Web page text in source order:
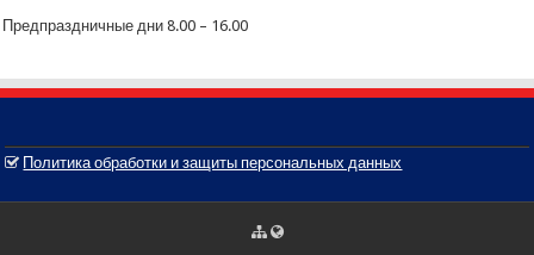
Предпраздничные дни 8.00 – 16.00
Политика обработки и защиты персональных данных